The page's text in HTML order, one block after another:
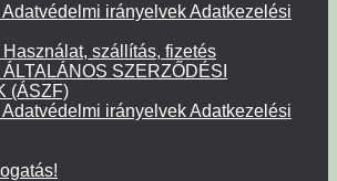
irányelvek Adatkezelési
szállítás, fizetés
SZERZŐDÉSI
(ÁSZF)
irányelvek Adatkezelési